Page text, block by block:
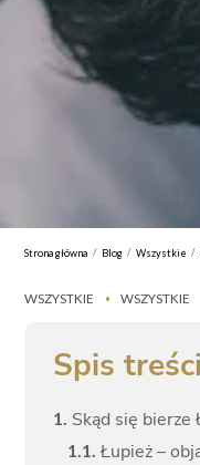
Strona główna / Blog / Wszystkie /
WSZYSTKIE • WSZYSTKIE
Spis treści
1. Skąd się bierze
1. 1. Łupież –